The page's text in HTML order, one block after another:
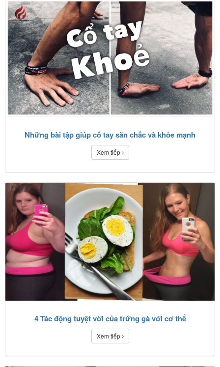
Những bài tập giúp cổ tay săn chắc và khỏe mạnh
Xem tiếp
4 Tác động tuyệt vời của trứng gà với cơ thể
Xem tiếp